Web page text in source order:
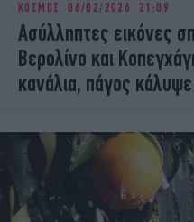
iBOOKS
OSCARS
MEDIA
ΚΟΣΜΟΣ 06/02/2026 21:09
Ασύλληπτες εικόνες
Βερολίνο και
κανάλια, πάγος